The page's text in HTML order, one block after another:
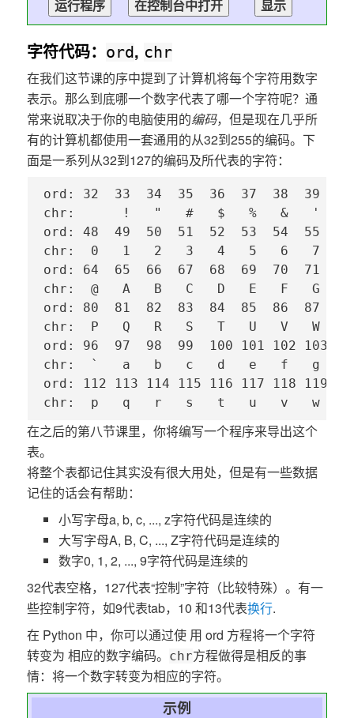
字符代码： ord, chr
在我们这节课的序中提到了计算机将每个字符用数字
表示。那么到底哪一个数字代表了哪一个字符呢？通
常来说取决于你的电脑使用的编码，但是现在几乎所
有的计算机都使用一套通用的从32到255的编码。下
面是一系列从32到127的编码及所代表的字符：
ord: 32  33  34  35  36  37  38  39
chr:      !   "   #   $   %   &   '
ord: 48  49  50  51  52  53  54  55
chr:  0   1   2   3   4   5   6   7
ord: 64  65  66  67  68  69  70  71
chr:  @   A   B   C   D   E   F   G
ord: 80  81  82  83  84  85  86  87
chr:  P   Q   R   S   T   U   V   W
ord: 96  97  98  99  100 101 102 103
chr:  `   a   b   c   d   e   f   g
ord: 112 113 114 115 116 117 118 119
chr:  p   q   r   s   t   u   v   w
在之后的第八节课里，你将编写一个程序来导出这个
表。
将整个表都记住其实没有很大用处，但是有一些数据
记住的话会有帮助：
小写字母a, b, c, ..., z字符代码是连续的
大写字母A, B, C, ..., Z字符代码是连续的
数字0, 1, 2, ..., 9字符代码是连续的
32代表空格，127代表“控制”字符（比较特殊）。有一
些控制字符，如9代表tab，10 和13代表换行.
在 Python 中，你可以通过使 用 ord 方程将一个字符
转变为 相应的数字编码。 chr方程做得是相反的事
情：将一个数字转变为相应的字符。
示例